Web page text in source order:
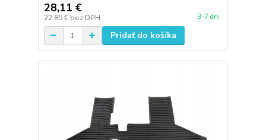
28,11 €
22,85 € bez DPH 3-7 dni
Pridať do košíka